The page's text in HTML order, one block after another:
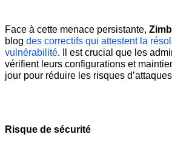
Face à cette menace persistante,
blog des correctifs qui attestent la
vulnérabilité. Il est crucial que les
vérifient leurs configurations et
jour pour réduire les risques
Risque de sécurité